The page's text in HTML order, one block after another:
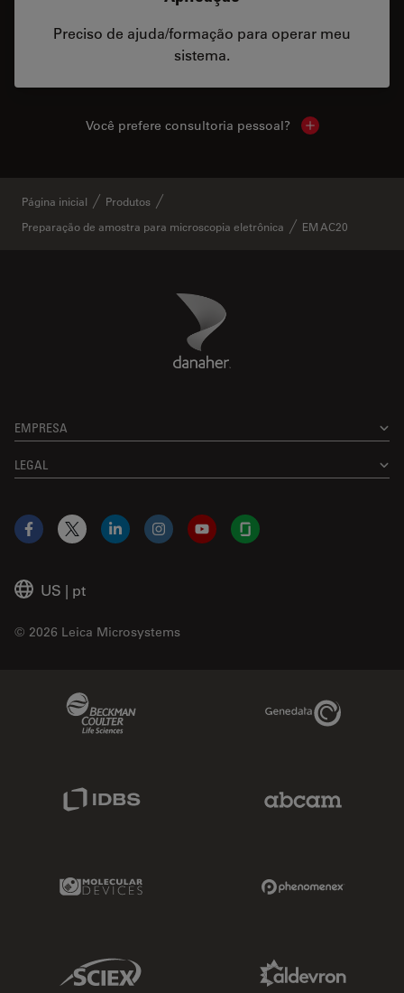
Preciso de ajuda/formação para operar meu
sistema.
Você prefere consultoria pessoal? Show local
Página inicial
Produtos
Preparação de amostra para microscopia eletrônica
EM AC20
Danaher Logo
EMPRESA
LEGAL
US | pt
© 2026 Leica Microsystems
Facebook
X LinkedInInstagramYouTubeGlassdoor
Genedata Link
IDBS Link
Molecular Devices Link
Sciex Link